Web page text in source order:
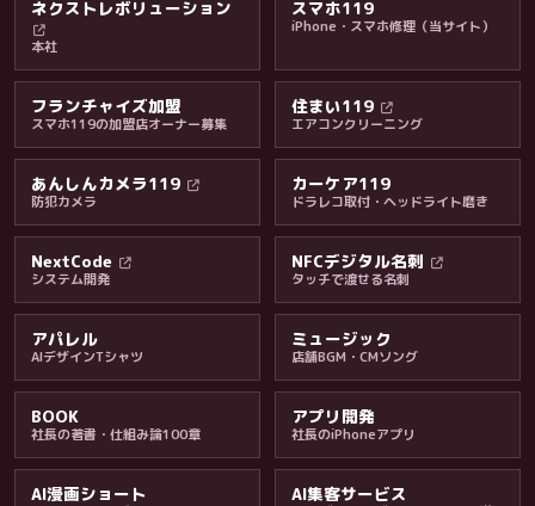
料金・保証・ご案内
ネクストレボリューション
本社
スマホ119
iPhone・スマホ修理（当サイト）
フランチャイズ加盟
スマホ119の加盟店オーナー募集
住まい119
エアコンクリーニング
あんしんカメラ119
防犯カメラ
カーケア119
ドラレコ取付・ヘッドライト磨き
NextCode
システム開発
NFCデジタル名刺
タッチで渡せる名刺
アパレル
AIデザインTシャツ
ミュージック
店舗BGM・CMソング
BOOK
社長の著書・仕組み論100章
アプリ開発
社長のiPhoneアプリ
AI漫画ショート AI集客サービス